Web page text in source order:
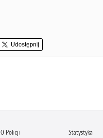
Udostępnij
O Policji Statystyka